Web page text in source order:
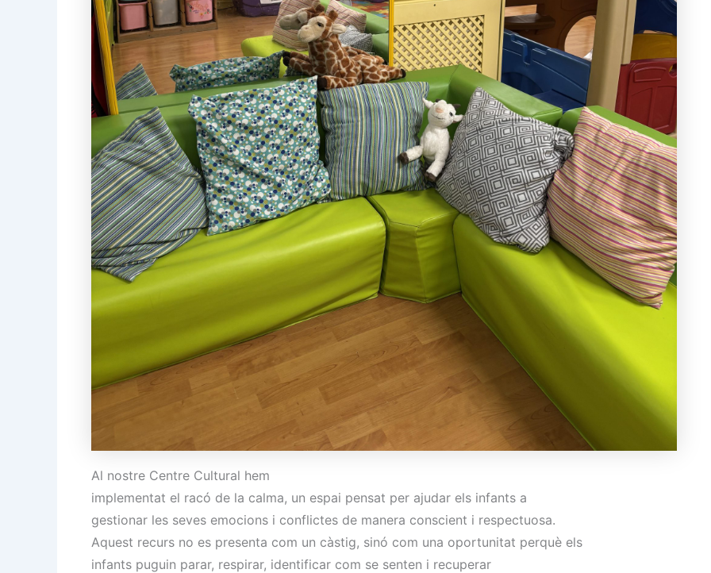
Al nostre Centre Cultural hem
implementat el racó de la calma, un espai pensat per ajudar els infants a
gestionar les seves emocions i conflictes de manera conscient i respectuosa.
Aquest recurs no es presenta com un càstig, sinó com una oportunitat perquè els
infants puguin parar, respirar, identificar com se senten i recuperar